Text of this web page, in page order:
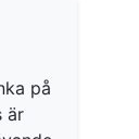
på
är